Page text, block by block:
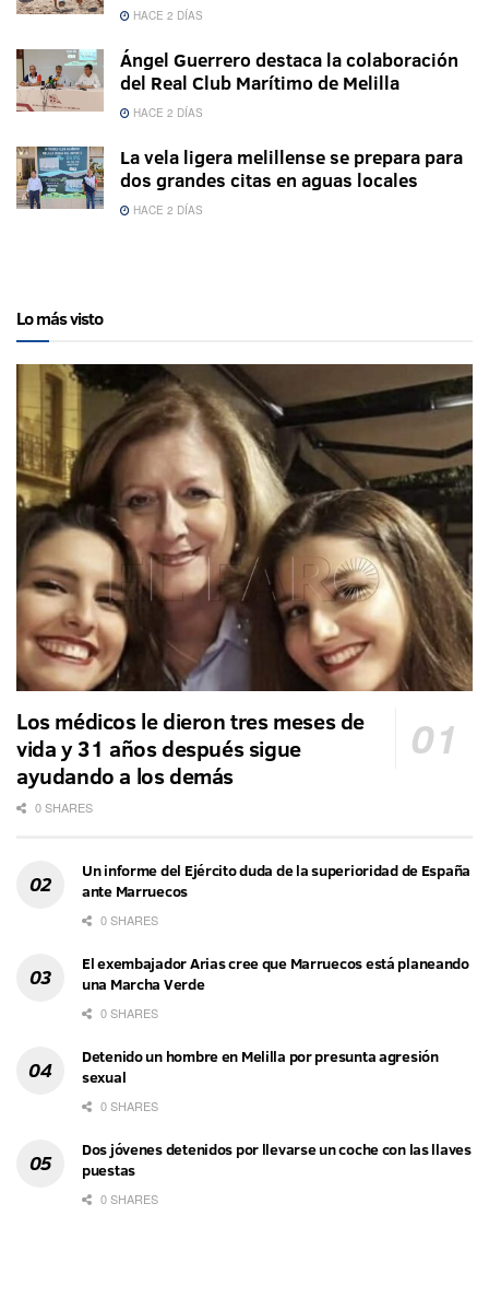
HACE 2 DÍAS
Ángel Guerrero destaca la colaboración
del Real Club Marítimo de Melilla
HACE 2 DÍAS
La vela ligera melillense se prepara para
dos grandes citas en aguas locales
HACE 2 DÍAS
Lo más visto
Los médicos le dieron tres meses de
vida y 31 años después sigue
ayudando a los demás
0 SHARES
Un informe del Ejército duda de la superioridad de España
ante Marruecos
0 SHARES
El exembajador Arias cree que Marruecos está planeando
una Marcha Verde
0 SHARES
Detenido un hombre en Melilla por presunta agresión
sexual
0 SHARES
Dos jóvenes detenidos por llevarse un coche con las llaves
puestas
0 SHARES